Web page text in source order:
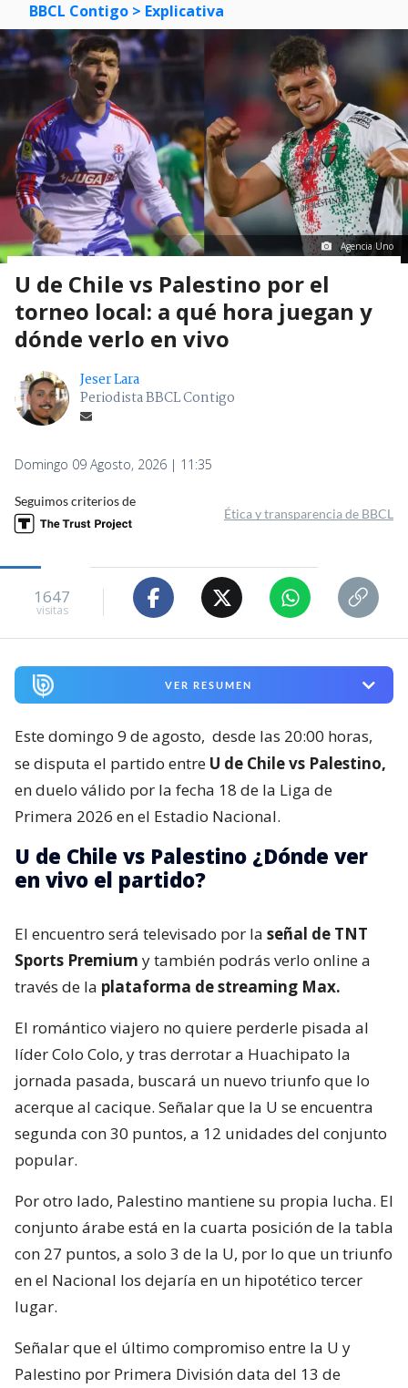
BBCL Contigo > Explicativa
Agencia Uno
U de Chile vs Palestino por el
torneo local: a qué hora juegan y
dónde verlo en vivo
Jeser Lara
Periodista BBCL Contigo
Domingo 09 Agosto, 2026 | 11:35
Seguimos criterios de
Ética y transparencia de BBCL
1647
visitas
VER RESUMEN
Este domingo 9 de agosto, desde las 20:00 horas,
se disputa el partido entre U de Chile vs Palestino,
en duelo válido por la fecha 18 de la Liga de
Primera 2026 en el Estadio Nacional.
U de Chile vs Palestino ¿Dónde ver
en vivo el partido?
El encuentro será televisado por la señal de TNT
Sports Premium y también podrás verlo online a
través de la plataforma de streaming Max.
El romántico viajero no quiere perderle pisada al
líder Colo Colo, y tras derrotar a Huachipato la
jornada pasada, buscará un nuevo triunfo que lo
acerque al cacique. Señalar que la U se encuentra
segunda con 30 puntos, a 12 unidades del conjunto
popular.
Por otro lado, Palestino mantiene su propia lucha. El
conjunto árabe está en la cuarta posición de la tabla
con 27 puntos, a solo 3 de la U, por lo que un triunfo
en el Nacional los dejaría en un hipotético tercer
lugar.
Señalar que el último compromiso entre la U y
Palestino por Primera División data del 13 de